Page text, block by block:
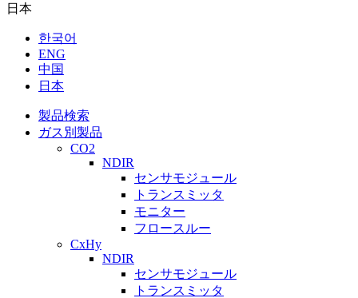
日本
한국어
ENG
中国
日本
製品検索
ガス別製品
CO2
NDIR
センサモジュール
トランスミッタ
モニター
フロースルー
CxHy
NDIR
センサモジュール
トランスミッタ